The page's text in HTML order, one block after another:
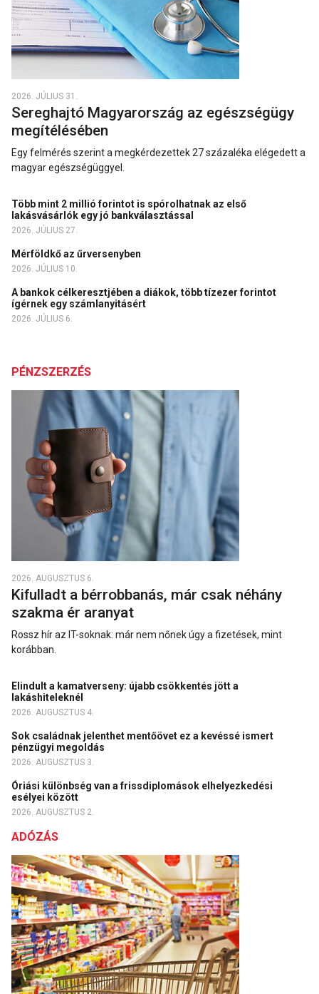
2026. JÚLIUS 31.
Sereghajtó Magyarország az egészségügy
megítélésében
Egy felmérés szerint a megkérdezettek 27 százaléka elégedett a
magyar egészségüggyel.
Több mint 2 millió forintot is spórolhatnak az első
lakásvásárlók egy jó bankválasztással
2026. JÚLIUS 27.
Mérföldkő az űrversenyben
2026. JÚLIUS 10.
A bankok célkeresztjében a diákok, több tízezer forintot
ígérnek egy számlanyitásért
2026. JÚLIUS 6.
PÉNZSZERZÉS
2026. AUGUSZTUS 6.
Kifulladt a bérrobbanás, már csak néhány
szakma ér aranyat
Rossz hír az IT-soknak: már nem nőnek úgy a fizetések, mint
korábban.
Elindult a kamatverseny: újabb csökkentés jött a
lakáshiteleknél
2026. AUGUSZTUS 4.
Sok családnak jelenthet mentőövet ez a kevéssé ismert
pénzügyi megoldás
2026. AUGUSZTUS 3.
Óriási különbség van a frissdiplomások elhelyezkedési
esélyei között
2026. AUGUSZTUS 2.
ADÓZÁS